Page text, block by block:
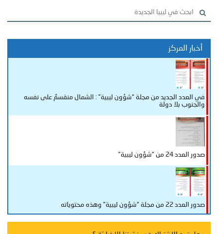
أخبار المركز
في العدد الجديد من مجلة “شؤون ليبية” : الشمال منقسمٌ على نفسه
والجنوب بلا دولة
صدور العدد 24 من “شؤون ليبية”
صدور العدد 22 من مجلة “شؤون ليبية” وهذه محتوياته